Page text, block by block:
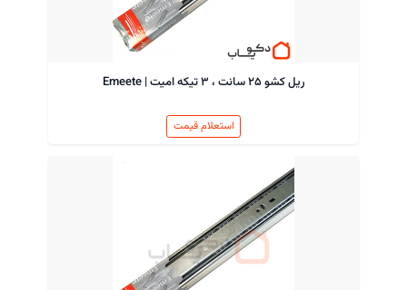
ریل کشو ۲۵ سانت ، ۳ تیکه امیت | Emeete
استعلام قیمت